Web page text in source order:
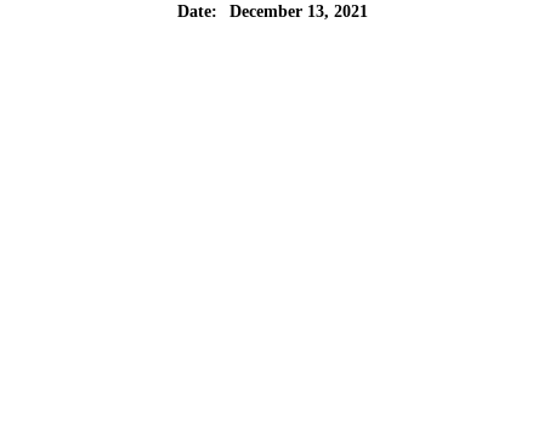
Date:
December 13, 2021